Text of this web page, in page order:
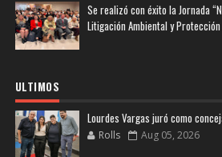
Se realizó con éxito la Jornada
Litigación Ambiental y
ULTIMOS
Lourdes Vargas juró como
Rolls Aug 05, 2026